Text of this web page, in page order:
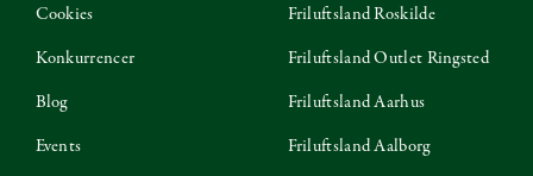
Cookies
Konkurrencer
Blog
Events
Friluftsland Roskilde
Friluftsland Outlet Ringsted
Friluftsland Aarhus
Friluftsland Aalborg